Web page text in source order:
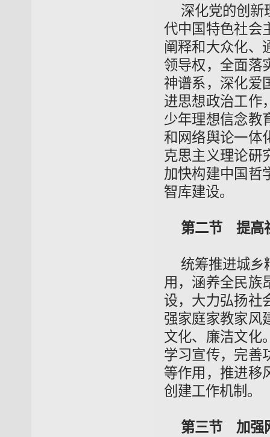
深化党的创
代中国特色社会
阐释和大众化、
领导权，全面落
神谱系，深化爱
进思想政治工作
少年理想信念教
和网络舆论一体
克思主义理论研
加快构建中国哲
智库建设。
第二节 提高
统筹推进城
用，涵养全民族
设，大力弘扬社
强家庭家教家风
文化、廉洁文化
学习宣传，完善
等作用，推进移
创建工作机制。
第三节 加强